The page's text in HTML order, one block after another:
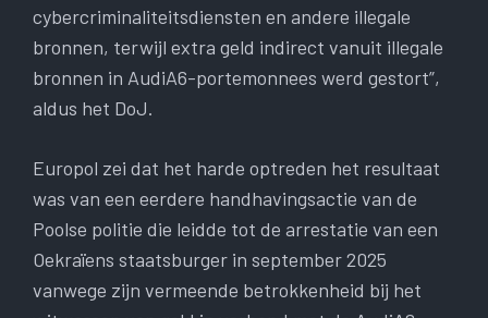
cybercriminaliteitsdiensten en andere illegale
bronnen, terwijl extra geld indirect vanuit illegale
bronnen in AudiA6-portemonnees werd gestort”,
aldus het DoJ.
Europol zei dat het harde optreden het resultaat
was van een eerdere handhavingsactie van de
Poolse politie die leidde tot de arrestatie van een
Oekraïens staatsburger in september 2025
vanwege zijn vermeende betrokkenheid bij het